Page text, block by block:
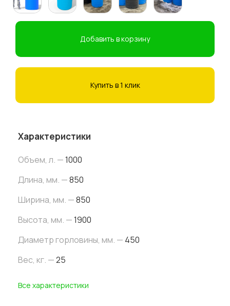
Добавить в корзину
Купить в 1 клик
Характеристики
Объем, л. —1000
Длина, мм. —850
Ширина, мм. —850
Высота, мм. —1900
Диаметр горловины, мм. — 450
Вес, кг. —25
Все характеристики